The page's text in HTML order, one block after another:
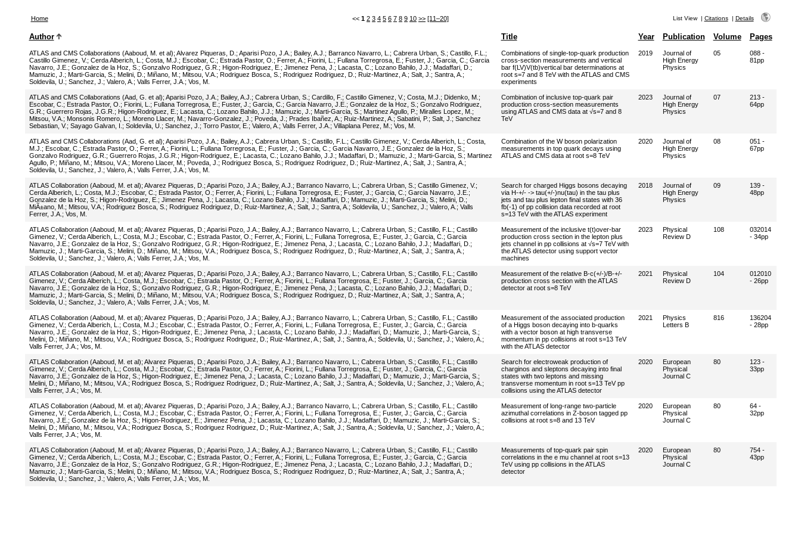
Home << 1 2 3 4 5 6 7 8 9 10 >> [11–20] List View| Citations| Details
Author Title Year Publication Volume Pages
ATLAS and CMS Collaborations (Aaboud, M. et al); Alvarez Piqueras, D. ; Aparisi Pozo, J.A. ; Bailey, A.J. ; Barranco Navarro, L. ; Cabrera Urban, S. ; Castillo, F.L.
;
Castillo Gimenez, V.; Cerda Alberich, L. ; Costa, M.J. ; Escobar, C. ; Estrada Pastor, O. ; Ferrer, A. ; Fiorini, L. ; Fullana Torregrosa, E. ; Fuster, J. ; Garcia, C. ; Garcia
Navarro, J.E. ; Gonzalez de la Hoz, S. ; Gonzalvo Rodriguez, G.R. ; Higon-Rodriguez, E. ; Jimenez Pena, J. ; Lacasta, C. ; Lozano Bahilo, J.J. ; Madaffari, D. ;
Mamuzic, J. ; Marti-Garcia, S. ; Melini, D. ; Miñano, M. ; Mitsou, V.A. ; Rodriguez Bosca, S. ; Rodriguez Rodriguez, D. ; Ruiz-Martinez, A. ; Salt, J. ; Santra, A. ;
Soldevila, U. ; Sanchez, J. ; Valero, A. ; Valls Ferrer, J.A. ; Vos, M.
Combinations of single-top-quark production
cross-section measurements and vertical
bar f(LV)V(tb)vertical bar determinations at
root s=7 and 8 TeV with the ATLAS and CMS
experiments
2019
Journal of
High Energy
Physics
05
088 -
81pp
ATLAS and CMS Collaborations (Aad, G. et al); Aparisi Pozo, J.A. ; Bailey, A.J. ; Cabrera Urban, S. ; Cardillo, F. ; Castillo Gimenez, V.; Costa, M.J. ; Didenko, M. ;
Escobar, C. ; Estrada Pastor, O. ; Fiorini, L. ; Fullana Torregrosa, E. ; Fuster, J. ; Garcia, C. ; Garcia Navarro, J.E. ; Gonzalez de la Hoz, S. ; Gonzalvo Rodriguez,
G.R. ; Guerrero Rojas, J.G.R. ; Higon-Rodriguez, E. ; Lacasta, C. ; Lozano Bahilo, J.J. ; Mamuzic, J. ; Marti-Garcia, S. ; Martinez Agullo, P. ; Miralles Lopez, M. ;
Mitsou, V.A. ; Monsonis Romero, L. ; Moreno Llacer, M. ; Navarro-Gonzalez, J. ; Poveda, J. ; Prades Ibañez, A. ; Ruiz-Martinez, A. ; Sabatini, P. ; Salt, J. ; Sanchez
Sebastian, V.; Sayago Galvan, I. ; Soldevila, U. ; Sanchez, J. ; Torro Pastor, E. ; Valero, A. ; Valls Ferrer, J.A. ; Villaplana Perez, M. ; Vos, M.
Combination of inclusive top-quark pair
production cross-section measurements
using ATLAS and CMS data at √s=7 and 8
TeV
2023
Journal of
High Energy
Physics
07
213 -
64pp
ATLAS and CMS Collaborations (Aad, G. et al); Aparisi Pozo, J.A. ; Bailey, A.J. ; Cabrera Urban, S. ; Castillo, F.L. ; Castillo Gimenez, V.; Cerda Alberich, L. ; Costa,
M.J. ; Escobar, C. ; Estrada Pastor, O. ; Ferrer, A. ; Fiorini, L. ; Fullana Torregrosa, E. ; Fuster, J. ; Garcia, C. ; Garcia Navarro, J.E. ; Gonzalez de la Hoz, S. ;
Gonzalvo Rodriguez, G.R. ; Guerrero Rojas, J.G.R. ; Higon-Rodriguez, E. ; Lacasta, C. ; Lozano Bahilo, J.J. ; Madaffari, D. ; Mamuzic, J. ; Marti-Garcia, S. ; Martinez
Agullo, P. ; Miñano, M. ; Mitsou, V.A. ; Moreno Llacer, M. ; Poveda, J. ; Rodriguez Bosca, S. ; Rodriguez Rodriguez, D. ; Ruiz-Martinez, A. ; Salt, J. ; Santra, A. ;
Soldevila, U. ; Sanchez, J. ; Valero, A. ; Valls Ferrer, J.A. ; Vos, M.
Combination of the W boson polarization
measurements in top quark decays using
ATLAS and CMS data at root s=8 TeV
2020
Journal of
High Energy
Physics
08
051 -
67pp
ATLAS Collaboration (Aaboud, M. et al); Alvarez Piqueras, D. ; Aparisi Pozo, J.A. ; Bailey, A.J. ; Barranco Navarro, L. ; Cabrera Urban, S. ; Castillo Gimenez, V.;
Cerda Alberich, L.
; Costa, M.J. ; Escobar, C. ; Estrada Pastor, O. ; Ferrer, A. ; Fiorini, L. ; Fullana Torregrosa, E. ; Fuster, J. ; Garcia, C. ; Garcia Navarro, J.E. ;
Gonzalez de la Hoz, S. ; Higon-Rodriguez, E. ; Jimenez Pena, J. ; Lacasta, C. ; Lozano Bahilo, J.J. ; Madaffari, D. ; Mamuzic, J. ; Marti-Garcia, S. ; Melini, D. ;
MiÃ±ano, M. ; Mitsou, V.A. ; Rodriguez Bosca, S. ; Rodriguez Rodriguez, D. ; Ruiz-Martinez, A. ; Salt, J. ; Santra, A. ; Soldevila, U. ; Sanchez, J. ; Valero, A. ; Valls
Ferrer, J.A. ; Vos, M.
Search for charged Higgs bosons decaying
via H-+/- -> tau(+/-)nu(tau) in the tau plus
jets and tau plus lepton final states with 36
fb(-1) of pp collision data recorded at root
s=13 TeV with the ATLAS experiment
2018
Journal of
High Energy
Physics
09
139 -
48pp
ATLAS Collaboration (Aaboud, M. et al); Alvarez Piqueras, D. ; Aparisi Pozo, J.A. ; Bailey, A.J. ; Barranco Navarro, L. ; Cabrera Urban, S. ; Castillo, F.L. ; Castillo
Gimenez, V.; Cerda Alberich, L. ; Costa, M.J. ; Escobar, C. ; Estrada Pastor, O. ; Ferrer, A. ; Fiorini, L. ; Fullana Torregrosa, E. ; Fuster, J. ; Garcia, C. ; Garcia
Navarro, J.E. ; Gonzalez de la Hoz, S. ; Gonzalvo Rodriguez, G.R. ; Higon-Rodriguez, E. ; Jimenez Pena, J. ; Lacasta, C. ; Lozano Bahilo, J.J. ; Madaffari, D. ;
Mamuzic, J. ; Marti-Garcia, S. ; Melini, D. ; Miñano, M. ; Mitsou, V.A. ; Rodriguez Bosca, S. ; Rodriguez Rodriguez, D. ; Ruiz-Martinez, A. ; Salt, J. ; Santra, A. ;
Soldevila, U. ; Sanchez, J. ; Valero, A. ; Valls Ferrer, J.A. ; Vos, M.
Measurement of the inclusive t(t)over-bar
production cross section in the lepton plus
jets channel in pp collisions at √s=7 TeV with
the ATLAS detector using support vector
machines
2023
Physical
Review D
108
032014
- 34pp
ATLAS Collaboration (Aaboud, M. et al); Alvarez Piqueras, D. ; Aparisi Pozo, J.A. ; Bailey, A.J. ; Barranco Navarro, L. ; Cabrera Urban, S. ; Castillo, F.L. ; Castillo
Gimenez, V.; Cerda Alberich, L. ; Costa, M.J. ; Escobar, C. ; Estrada Pastor, O. ; Ferrer, A. ; Fiorini, L. ; Fullana Torregrosa, E. ; Fuster, J. ; Garcia, C. ; Garcia
Navarro, J.E. ; Gonzalez de la Hoz, S. ; Gonzalvo Rodriguez, G.R. ; Higon-Rodriguez, E. ; Jimenez Pena, J. ; Lacasta, C. ; Lozano Bahilo, J.J. ; Madaffari, D. ;
Mamuzic, J. ; Marti-Garcia, S. ; Melini, D. ; Miñano, M. ; Mitsou, V.A. ; Rodriguez Bosca, S. ; Rodriguez Rodriguez, D. ; Ruiz-Martinez, A. ; Salt, J. ; Santra, A. ;
Soldevila, U. ; Sanchez, J. ; Valero, A. ; Valls Ferrer, J.A. ; Vos, M.
Measurement of the relative B-c(+/-)/B-+/-
production cross section with the ATLAS
detector at root s=8 TeV
2021
Physical
Review D
104
012010
- 26pp
ATLAS Collaboration (Aaboud, M. et al); Alvarez Piqueras, D. ; Aparisi Pozo, J.A. ; Bailey, A.J. ; Barranco Navarro, L. ; Cabrera Urban, S. ; Castillo, F.L. ; Castillo
Gimenez, V.; Cerda Alberich, L. ; Costa, M.J. ; Escobar, C. ; Estrada Pastor, O. ; Ferrer, A. ; Fiorini, L. ; Fullana Torregrosa, E. ; Fuster, J. ; Garcia, C. ; Garcia
Navarro, J.E. ; Gonzalez de la Hoz, S. ; Higon-Rodriguez, E. ; Jimenez Pena, J. ; Lacasta, C. ; Lozano Bahilo, J.J. ; Madaffari, D. ; Mamuzic, J. ; Marti-Garcia, S. ;
Melini, D. ; Miñano, M. ; Mitsou, V.A. ; Rodriguez Bosca, S. ; Rodriguez Rodriguez, D. ; Ruiz-Martinez, A. ; Salt, J. ; Santra, A. ; Soldevila, U. ; Sanchez, J. ; Valero, A. ;
Valls Ferrer, J.A. ; Vos, M.
Measurement of the associated production
of a Higgs boson decaying into b-quarks
with a vector boson at high transverse
momentum in pp collisions at root s=13 TeV
with the ATLAS detector
2021
Physics
Letters B
816
136204
- 28pp
ATLAS Collaboration (Aaboud, M. et al); Alvarez Piqueras, D. ; Aparisi Pozo, J.A. ; Bailey, A.J. ; Barranco Navarro, L. ; Cabrera Urban, S. ; Castillo, F.L. ; Castillo
Gimenez, V.; Cerda Alberich, L. ; Costa, M.J. ; Escobar, C. ; Estrada Pastor, O. ; Ferrer, A. ; Fiorini, L. ; Fullana Torregrosa, E. ; Fuster, J. ; Garcia, C. ; Garcia
Navarro, J.E. ; Gonzalez de la Hoz, S. ; Higon-Rodriguez, E. ; Jimenez Pena, J. ; Lacasta, C. ; Lozano Bahilo, J.J. ; Madaffari, D. ; Mamuzic, J. ; Marti-Garcia, S. ;
Melini, D. ; Miñano, M. ; Mitsou, V.A. ; Rodriguez Bosca, S. ; Rodriguez Rodriguez, D. ; Ruiz-Martinez, A. ; Salt, J. ; Santra, A. ; Soldevila, U. ; Sanchez, J. ; Valero, A. ;
Valls Ferrer, J.A. ; Vos, M.
Search for electroweak production of
charginos and sleptons decaying into final
states with two leptons and missing
transverse momentum in root s=13 TeV pp
collisions using the ATLAS detector
2020
European
Physical
Journal C
80
123 -
33pp
ATLAS Collaboration (Aaboud, M. et al); Alvarez Piqueras, D. ; Aparisi Pozo, J.A. ; Bailey, A.J. ; Barranco Navarro, L. ; Cabrera Urban, S. ; Castillo, F.L. ; Castillo
Gimenez, V.; Cerda Alberich, L. ; Costa, M.J. ; Escobar, C. ; Estrada Pastor, O. ; Ferrer, A. ; Fiorini, L. ; Fullana Torregrosa, E. ; Fuster, J. ; Garcia, C. ; Garcia
Navarro, J.E. ; Gonzalez de la Hoz, S. ; Higon-Rodriguez, E. ; Jimenez Pena, J. ; Lacasta, C. ; Lozano Bahilo, J.J. ; Madaffari, D. ; Mamuzic, J. ; Marti-Garcia, S. ;
Melini, D. ; Miñano, M. ; Mitsou, V.A. ; Rodriguez Bosca, S. ; Rodriguez Rodriguez, D. ; Ruiz-Martinez, A. ; Salt, J. ; Santra, A. ; Soldevila, U. ; Sanchez, J. ; Valero, A. ;
Valls Ferrer, J.A. ; Vos, M.
Measurement of long-range two-particle
azimuthal correlations in Z-boson tagged pp
collisions at root s=8 and 13 TeV
2020
European
Physical
Journal C
80
64 -
32pp
ATLAS Collaboration (Aaboud, M. et al); Alvarez Piqueras, D. ; Aparisi Pozo, J.A. ; Bailey, A.J. ; Barranco Navarro, L. ; Cabrera Urban, S. ; Castillo, F.L. ; Castillo
Gimenez, V.; Cerda Alberich, L. ; Costa, M.J. ; Escobar, C. ; Estrada Pastor, O. ; Ferrer, A. ; Fiorini, L. ; Fullana Torregrosa, E. ; Fuster, J. ; Garcia, C. ; Garcia
Navarro, J.E. ; Gonzalez de la Hoz, S. ; Gonzalvo Rodriguez, G.R. ; Higon-Rodriguez, E. ; Jimenez Pena, J. ; Lacasta, C. ; Lozano Bahilo, J.J. ; Madaffari, D. ;
Mamuzic, J. ; Marti-Garcia, S. ; Melini, D. ; Miñano, M. ; Mitsou, V.A. ; Rodriguez Bosca, S. ; Rodriguez Rodriguez, D. ; Ruiz-Martinez, A. ; Salt, J. ; Santra, A. ;
Soldevila, U. ; Sanchez, J. ; Valero, A. ; Valls Ferrer, J.A. ; Vos, M.
Measurements of top-quark pair spin
correlations in the e mu channel at root s=13
TeV using pp collisions in the ATLAS
detector
2020
European
Physical
Journal C
80
754 -
43pp